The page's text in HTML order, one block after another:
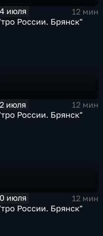
июля
12 мин
России. Брянск"
июля
12 мин
России. Брянск"
июля
12 мин
России. Брянск"